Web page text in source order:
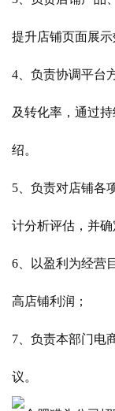
提升店铺页面展示
4、负责协调平台
及转化率，通过
绍。
5、负责对店铺各
计分析评估，并确
6、以盈利为经营
高店铺利润；
7、负责本部门电
议。